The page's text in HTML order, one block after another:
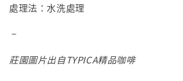
處理法：水洗處理
－
莊園圖片出自TYPICA精品咖啡